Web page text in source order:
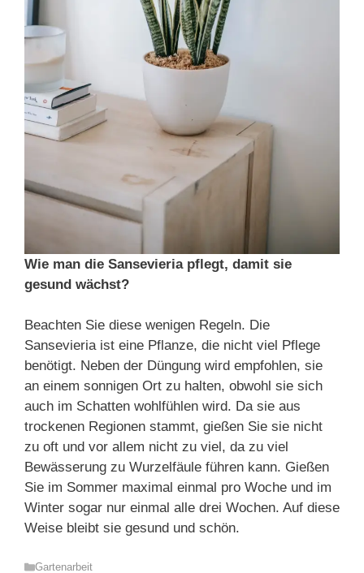
Wie man die Sansevieria pflegt, damit sie
gesund wächst?
Beachten Sie diese wenigen Regeln. Die
Sansevieria ist eine Pflanze, die nicht viel Pflege
benötigt. Neben der Düngung wird empfohlen, sie
an einem sonnigen Ort zu halten, obwohl sie sich
auch im Schatten wohlfühlen wird. Da sie aus
trockenen Regionen stammt, gießen Sie sie nicht
zu oft und vor allem nicht zu viel, da zu viel
Bewässerung zu Wurzelfäule führen kann. Gießen
Sie im Sommer maximal einmal pro Woche und im
Winter sogar nur einmal alle drei Wochen. Auf diese
Weise bleibt sie gesund und schön.
Kategorien
Gartenarbeit